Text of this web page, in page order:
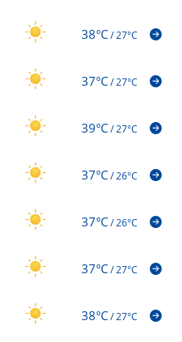
38°C/27°C
37°C/27°C
39°C/27°C
37°C/26°C
37°C/26°C
37°C/27°C
38°C/27°C